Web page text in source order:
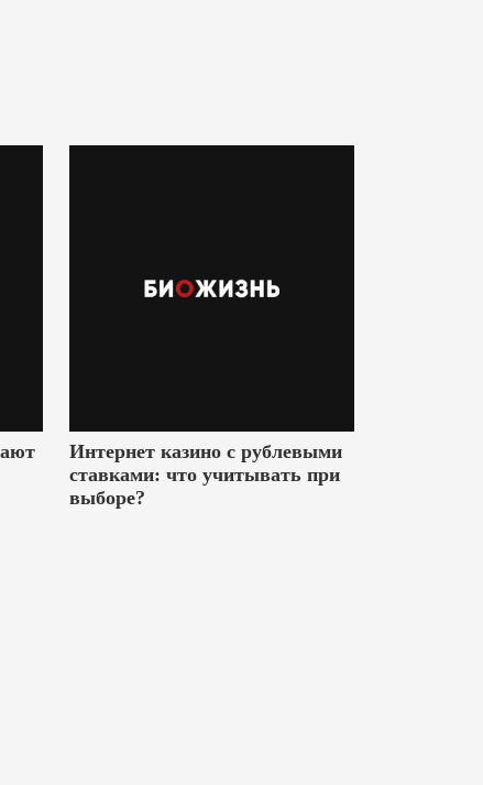
Интернет казино с рублевыми
ставками: что учитывать при
выборе?